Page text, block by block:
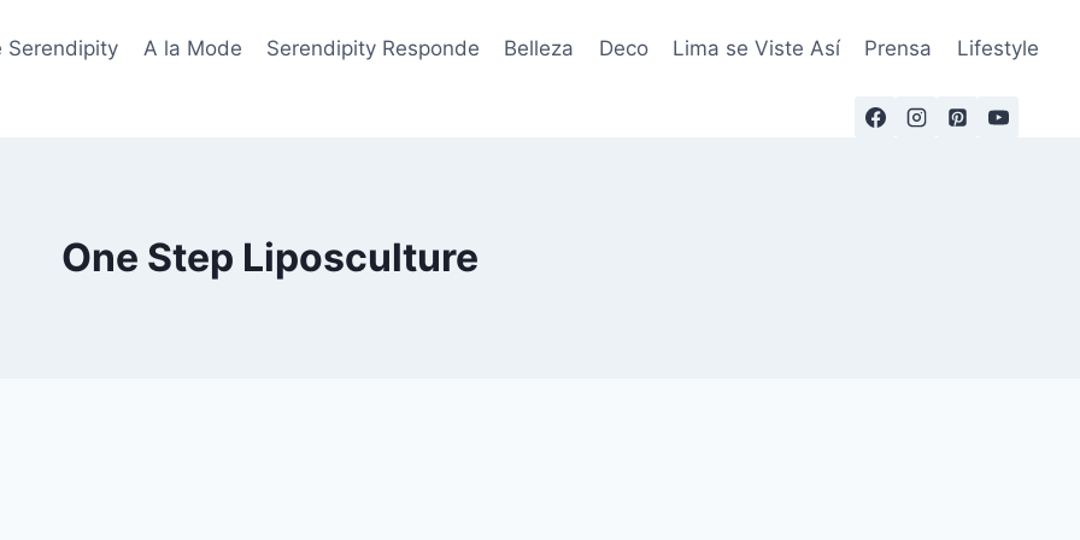
Serendipity A la Mode Serendipity Responde Belleza Deco Lima se Viste Así Prensa Lifestyle
One Step Liposculture